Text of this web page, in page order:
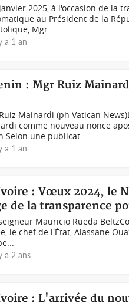
2025, à l'occasion de la
au Président de la
Mgr...
a 1 an
: Mgr Ruiz
Mainardi (ph Vatican
comme nouveau nonce
une publicat...
a 1 an
: Vœux 2024, le
de la transparence
Mauricio Rueda
le chef de l'État, Alassane
a 2 ans
: L'arrivée du